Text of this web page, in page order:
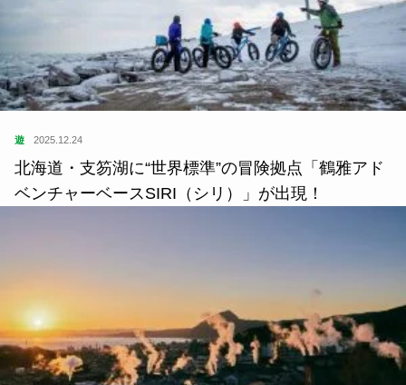
遊 2025.12.24
北海道・支笏湖に“世界標準”の冒険拠点「鶴雅アド
ベンチャーベースSIRI（シリ）」が出現！